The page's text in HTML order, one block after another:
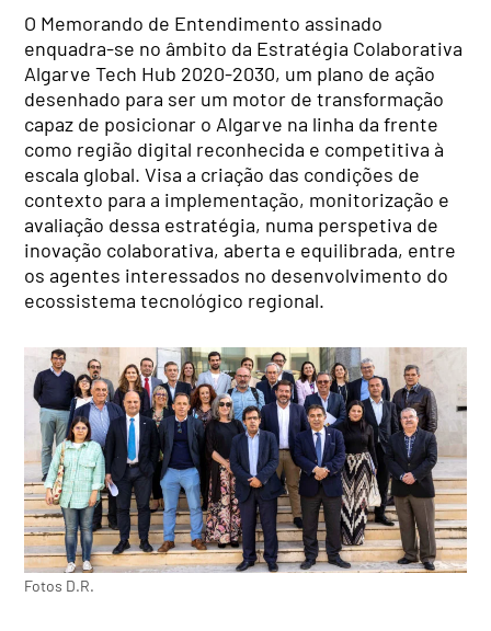
O Memorando de Entendimento assinado
enquadra-se no âmbito da Estratégia Colaborativa
Algarve Tech Hub 2020-2030, um plano de ação
desenhado para ser um motor de transformação
capaz de posicionar o Algarve na linha da frente
como região digital reconhecida e competitiva à
escala global. Visa a criação das condições de
contexto para a implementação, monitorização e
avaliação dessa estratégia, numa perspetiva de
inovação colaborativa, aberta e equilibrada, entre
os agentes interessados no desenvolvimento do
ecossistema tecnológico regional.
Fotos D.R.